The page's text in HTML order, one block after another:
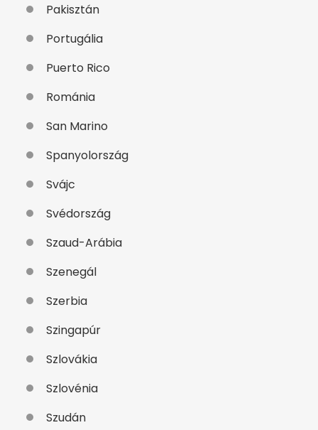
Pakisztán
Portugália
Puerto Rico
Románia
San Marino
Spanyolország
Svájc
Svédország
Szaud-Arábia
Szenegál
Szerbia
Szingapúr
Szlovákia
Szlovénia
Szudán